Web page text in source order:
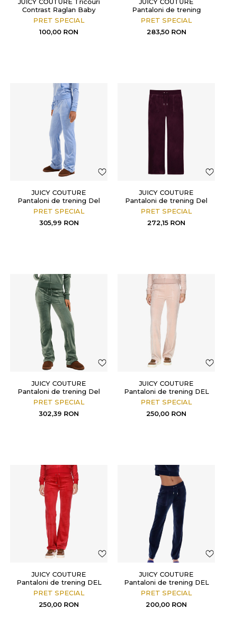
Contrast Raglan Baby
PRET SPECIAL
100,00 RON
Pantaloni de trening
COSY FLEECE LOOSE
FITTED WIDE LEG PANT
PRET SPECIAL
283,50 RON
JUICY COUTURE
Pantaloni de trening Del
Ray
PRET SPECIAL
305,99 RON
JUICY COUTURE
Pantaloni de trening Del
Ray
PRET SPECIAL
272,15 RON
JUICY COUTURE
Pantaloni de trening Del
Ray
PRET SPECIAL
302,39 RON
JUICY COUTURE
Pantaloni de trening DEL
RAY PANT
PRET SPECIAL
250,00 RON
JUICY COUTURE
Pantaloni de trening DEL
RAY PANT
PRET SPECIAL
250,00 RON
JUICY COUTURE
Pantaloni de trening DEL
RAY POCKET PANT
PRET SPECIAL
200,00 RON